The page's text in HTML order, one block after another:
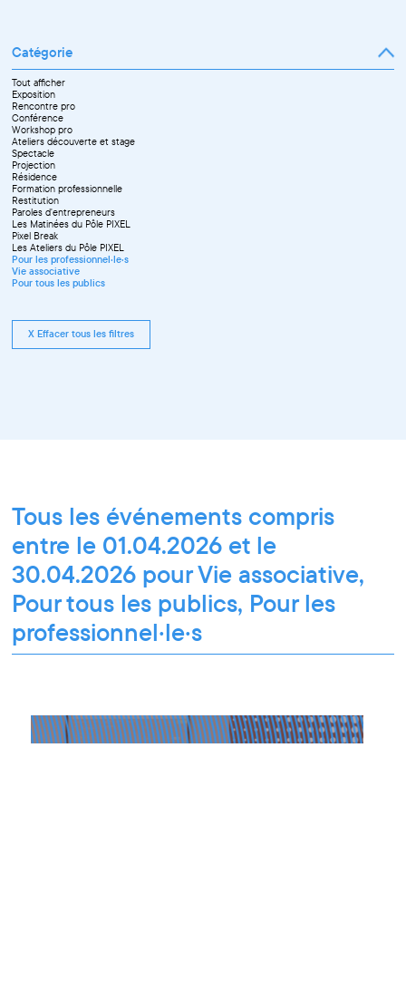
Catégorie
Tout afficher
Exposition
Rencontre pro
Conférence
Workshop pro
Ateliers découverte et stage
Spectacle
Projection
Résidence
Formation professionnelle
Restitution
Paroles d'entrepreneurs
Les Matinées du Pôle PIXEL
Pixel Break
Les Ateliers du Pôle PIXEL
Pour les professionnel·le·s
Vie associative
Pour tous les publics
X Effacer tous les filtres
Tous les événements compris
entre le 01.04.2026 et le
30.04.2026 pour Vie associative,
Pour tous les publics, Pour les
professionnel·le·s